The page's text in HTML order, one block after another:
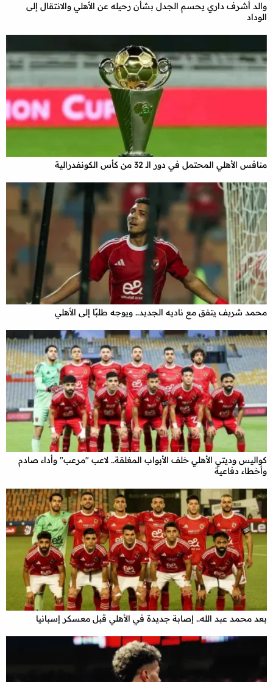
والد أشرف داري يحسم الجدل بشأن رحيله عن الأهلي والانتقال إلى
الوداد
منافس الأهلي المحتمل في دور الـ 32 من كأس الكونفدرالية
محمد شريف يتفق مع ناديه الجديد.. ويوجه طلبًا إلى الأهلي
كواليس وديتي الأهلي خلف الأبواب المغلقة.. لاعب "مرعب" وأداء صادم
وأخطاء دفاعية
بعد محمد عبد الله.. إصابة جديدة في الأهلي قبل معسكر إسبانيا